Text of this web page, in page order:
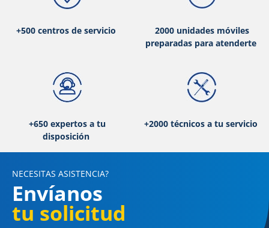
+500 centros de servicio
2000 unidades móviles
preparadas para atenderte
+650 expertos a tu
disposición
+2000 técnicos a tu servicio
NECESITAS ASISTENCIA?
Envíanos
tu solicitud